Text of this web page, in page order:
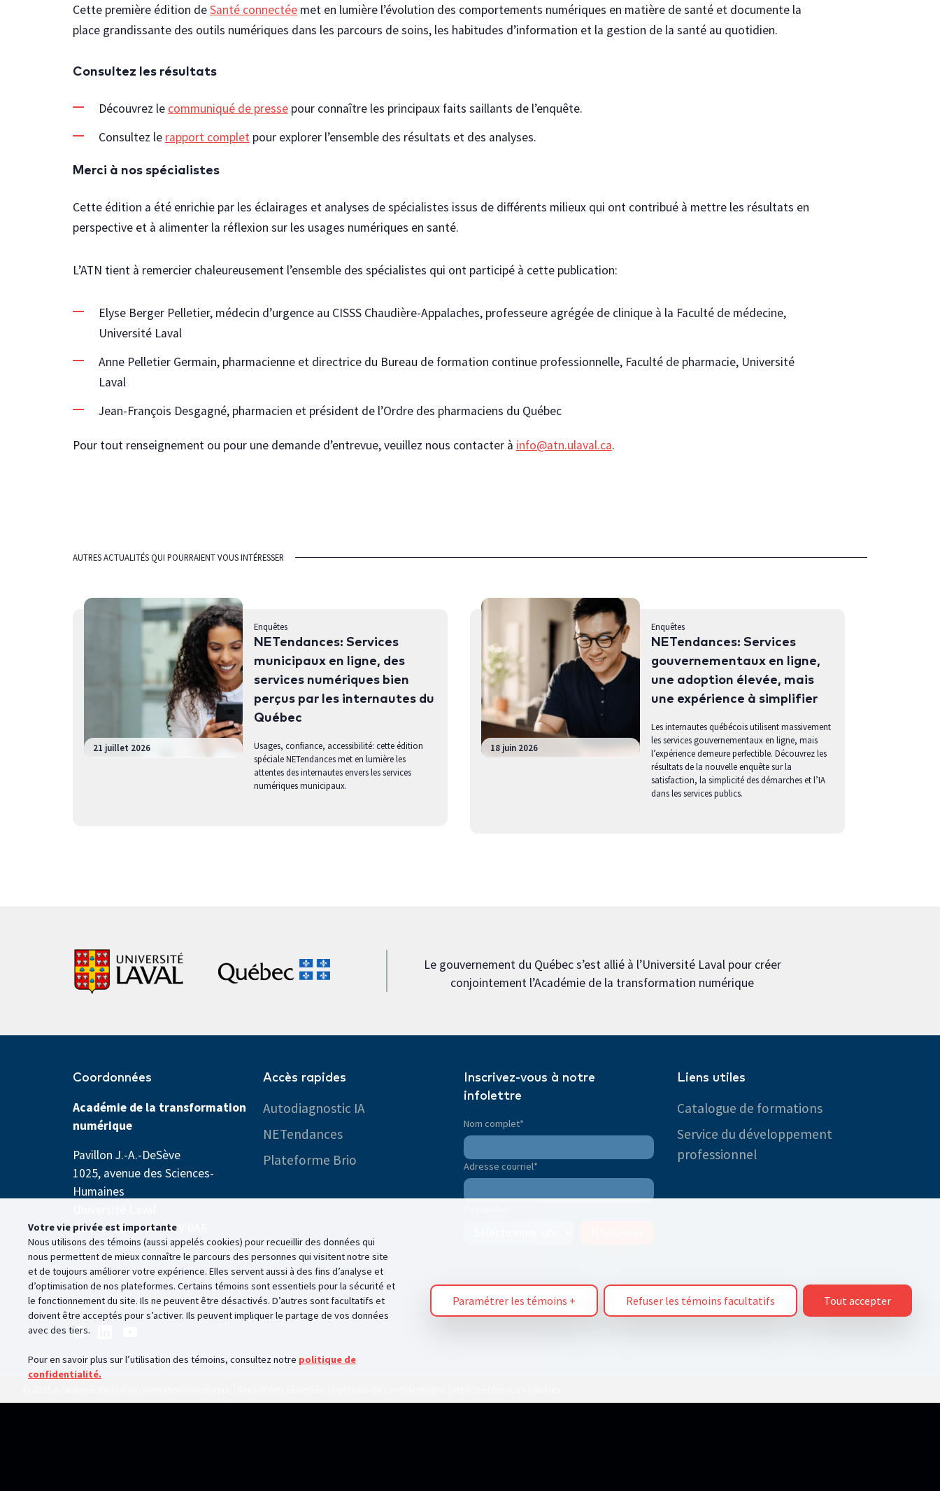
Cette première édition deSanté connectée met en lumière l’évolution des comportements numériques en matière de santé et documente la
place grandissante des outils numériques dans les parcours de soins, les habitudes d’information et la gestion de la santé au quotidien.
Consultez les résultats
Découvrez le communiqué de pressepour connaître les principaux faits saillants de l’enquête.
Consultez le rapport completpour explorer l’ensemble des résultats et des analyses.
Merci à nos spécialistes
Cette édition a été enrichie par les éclairages et analyses de spécialistes issus de différents milieux qui ont contribué à mettre les résultats en
perspective et à alimenter la réflexion sur les usages numériques en santé.
L’ATN tient à remercier chaleureusement l’ensemble des spécialistes qui ont participé à cette publication:
Elyse Berger Pelletier, médecin d’urgence au CISSS Chaudière-Appalaches, professeure agrégée de clinique à la Faculté de médecine,
Université Laval
Anne Pelletier Germain, pharmacienne et directrice du Bureau de formation continue professionnelle, Faculté de pharmacie, Université
Laval
Jean-François Desgagné, pharmacien et président de l’Ordre des pharmaciens du Québec
Pour tout renseignement ou pour une demande d’entrevue, veuillez nous contacter à info@atn.ulaval.ca.
AUTRES ACTUALITÉS QUI POURRAIENT VOUS INTÉRESSER
21 juillet 2026
Enquêtes
NETendances: Services
municipaux en ligne, des
services numériques bien
perçus par les internautes du
Québec
Usages, confiance, accessibilité: cette édition
spéciale NETendances met en lumière les
attentes des internautes envers les services
numériques municipaux.
18 juin 2026
Enquêtes
NETendances: Services
gouvernementaux en ligne,
une adoption élevée, mais
une expérience à simplifier
Les internautes québécois utilisent massivement
les services gouvernementaux en ligne, mais
l’expérience demeure perfectible. Découvrez les
résultats de la nouvelle enquête sur la
satisfaction, la simplicité des démarches et l’IA
dans les services publics.
Le gouvernement du Québec s’est allié à l’Université Laval pour créer
conjointement l’Académie de la transformation numérique
Coordonnées
Académie de la transformation
numérique
Pavillon J.-A.-DeSève
1025, avenue des Sciences-
Humaines
Québec (Québec) G1V 0A6
(418) 656-2537
info@atn.ulaval.ca
Accès rapides
Autodiagnostic IA
NETendances
Plateforme Brio
Inscrivez-vous à notre
infolettre
Nom complet*
Adresse courriel*
Liens utiles
Catalogue de formations
Service du développement
professionnel
Votre vie privée est importante
Nous utilisons des témoins (aussi appelés cookies) pour recueillir des données qui
nous permettent de mieux connaître le parcours des personnes qui visitent notre site
et de toujours améliorer votre expérience. Elles servent aussi à des fins d’analyse et
d’optimisation de nos plateformes. Certains témoins sont essentiels pour la sécurité et
le fonctionnement du site. Ils ne peuvent être désactivés. D’autres sont facultatifs et
doivent être acceptés pour s’activer. Ils peuvent impliquer le partage de vos données
avec des tiers.
Pour en savoir plus sur l’utilisation des témoins, consultez notre politique de
confidentialité.
Paramétrer les témoins + Refuser les témoins facultatifs Tout accepter